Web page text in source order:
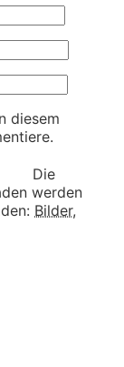
diesem
Die
werden
Bilder,